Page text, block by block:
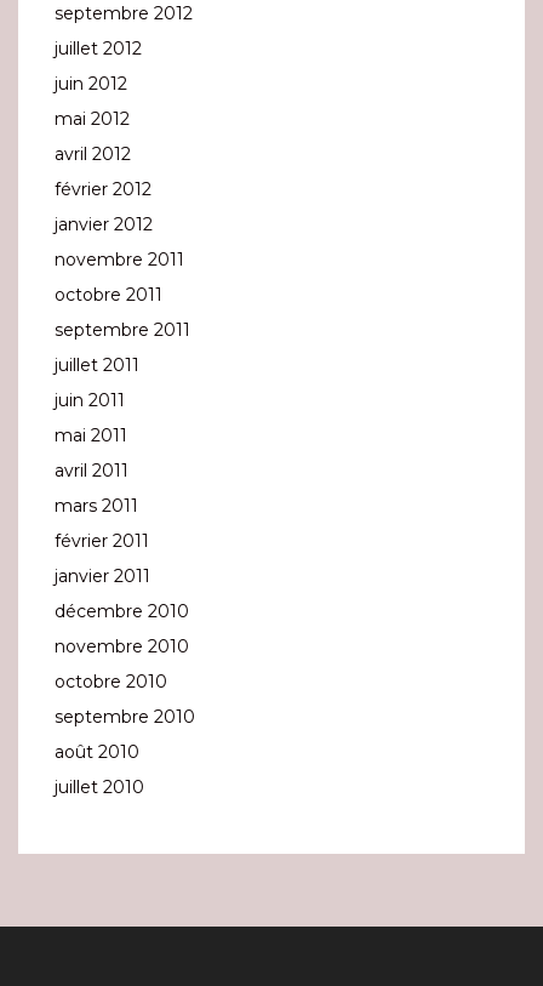
septembre 2012
juillet 2012
juin 2012
mai 2012
avril 2012
février 2012
janvier 2012
novembre 2011
octobre 2011
septembre 2011
juillet 2011
juin 2011
mai 2011
avril 2011
mars 2011
février 2011
janvier 2011
décembre 2010
novembre 2010
octobre 2010
septembre 2010
août 2010
juillet 2010